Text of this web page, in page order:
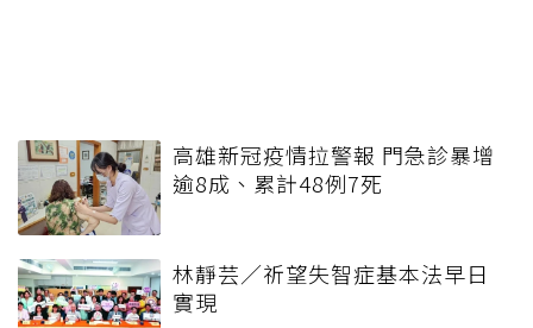
高雄新冠疫情拉警報 門急診暴增
逾8成、累計48例7死
林靜芸／祈望失智症基本法早日
實現